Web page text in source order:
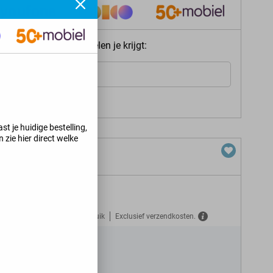
meteen welke voordelen je krijgt:
jij kunt krijgen
5G
Gratis verzekerd tegen misbruik Exclusief verzendkosten.
je huidige bestelling,
zie hier direct welke